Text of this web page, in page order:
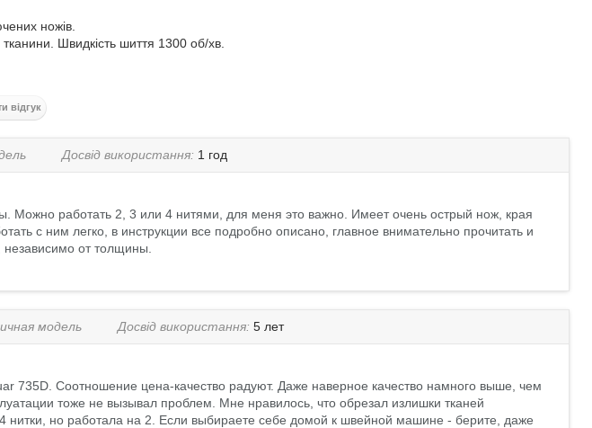
ножів.
Швидкість шиття 1300 об/хв.
відгук
Досвід використання: 1 год
Можно работать 2, 3 или 4 нитями, для меня это важно. Имеет очень острый нож, края
с ним легко, в инструкции все подробно описано, главное внимательно прочитать и
от толщины.
модель Досвід використання: 5 лет
735D. Соотношение цена-качество радуют. Даже наверное качество намного выше, чем
тоже не вызывал проблем. Мне нравилось, что обрезал излишки тканей
нитки, но работала на 2. Если выбираете себе домой к швейной машине - берите, даже